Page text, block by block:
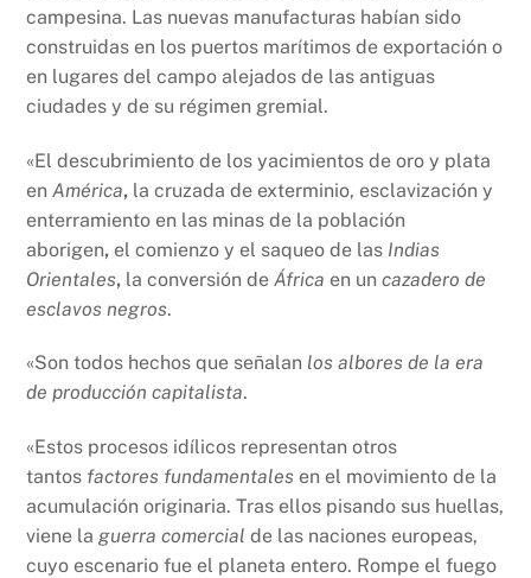
campesina. Las nuevas manufacturas habían sido
construidas en los puertos marítimos de exportación o
en lugares del campo alejados de las antiguas
ciudades y de su régimen gremial.
«El descubrimiento de los yacimientos de oro y plata
en América, la cruzada de exterminio, esclavización y
enterramiento en las minas de la población
aborigen, el comienzo y el saqueo de las Indias
Orientales, la conversión de África en uncazadero de
esclavos negros.
«Son todos hechos que señalan los albores de la era
de producción capitalista.
«Estos procesos idílicos representan otros
tantos factores fundamentales en el movimiento de la
acumulación originaria. Tras ellos pisando sus huellas,
viene laguerra comercialde las naciones europeas,
cuyo escenario fue el planeta entero. Rompe el fuego